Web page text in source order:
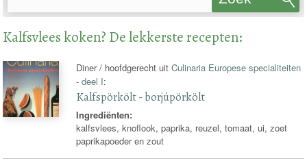
Kalfsvlees koken? De lekkerste recepten:
Diner / hoofdgerecht uitCulinaria Europese specialiteiten
- deel I:
Kalfspörkölt - borjúpörkölt
Ingrediënten:
kalfsvlees, knoflook, paprika, reuzel, tomaat, ui, zoet
paprikapoeder en zout